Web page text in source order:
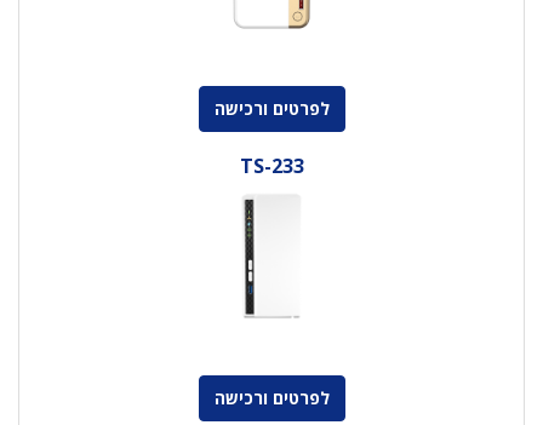
לפרטים ורכישה
TS-233
לפרטים ורכישה